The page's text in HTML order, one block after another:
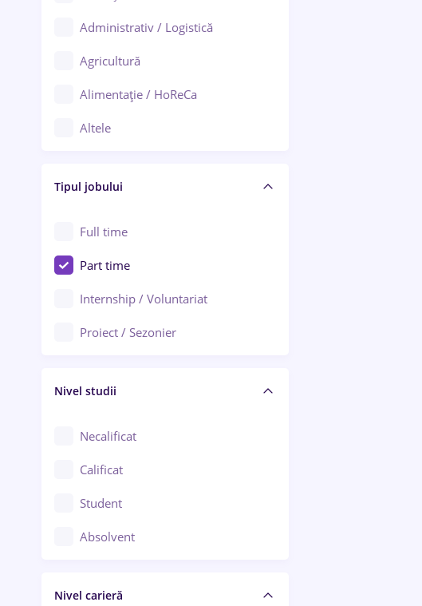
Galați (Galați)
Ploiești
Arad
Baia Mare
Bârlad
Bistrița (Bistrița-Năsăud)
Administrativ / Logistică
Agricultură
Alimentație / HoReCa
Altele
Asigurări
Au pair / Babysitter / Curățenie
Audit / Consultanță
Auto / Echipamente
Automatizări
Cercetare - dezvoltare
Chimie / Biochimie
Confecții / Design vestimentar
Construcții / Instalații
Controlul calității
Educație / Training / Arte
Tipul jobului
Full time
Part time
Internship / Voluntariat
Proiect / Sezonier
Nivel studii
Necalificat
Calificat
Student
Absolvent
Nivel carieră